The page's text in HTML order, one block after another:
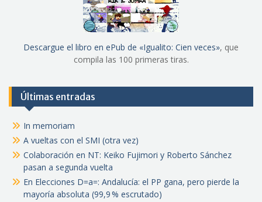
Descargue el libro en ePub de «Igualito: Cien veces», que
compila las 100 primeras tiras.
Últimas entradas
In memoriam
A vueltas con el SMI (otra vez)
Colaboración en NT: Keiko Fujimori y Roberto Sánchez
pasan a segunda vuelta
En Elecciones D=a=: Andalucía: el PP gana, pero pierde la
mayoría absoluta (99,9 % escrutado)